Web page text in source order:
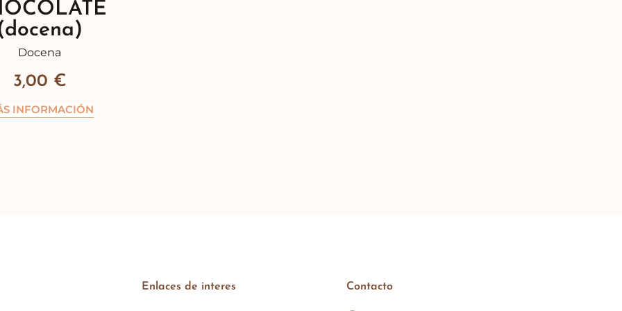
Docena
3,00 €
INFORMACIÓN
Enlaces de interes Contacto